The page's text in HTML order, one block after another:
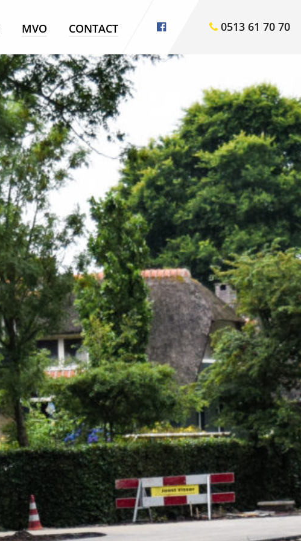
MVO CONTACT 0513 61 70 70